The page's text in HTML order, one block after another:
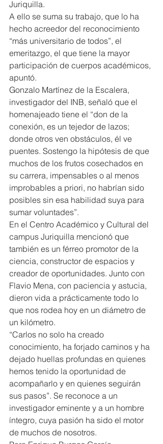
Juriquilla.
A ello se suma su trabajo, que lo ha
hecho acreedor del reconocimiento
“más universitario de todos”, el
emeritazgo, el que tiene la mayor
participación de cuerpos académicos,
apuntó.
Gonzalo Martínez de la Escalera,
investigador del INB, señaló que el
homenajeado tiene el “don de la
conexión, es un tejedor de lazos;
donde otros ven obstáculos, él ve
puentes. Sostengo la hipótesis de que
muchos de los frutos cosechados en
su carrera, impensables o al menos
improbables a priori, no habrían sido
posibles sin esa habilidad suya para
sumar voluntades”.
En el Centro Académico y Cultural del
campus Juriquilla mencionó que
también es un férreo promotor de la
ciencia, constructor de espacios y
creador de oportunidades. Junto con
Flavio Mena, con paciencia y astucia,
dieron vida a prácticamente todo lo
que nos rodea hoy en un diámetro de
un kilómetro.
“Carlos no solo ha creado
conocimiento, ha forjado caminos y ha
dejado huellas profundas en quienes
hemos tenido la oportunidad de
acompañarlo y en quienes seguirán
sus pasos”. Se reconoce a un
investigador eminente y a un hombre
íntegro, cuya pasión ha sido el motor
de muchos de nosotros.